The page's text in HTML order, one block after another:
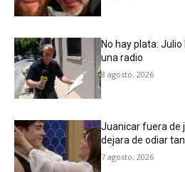
No hay plata:
una radio
8 agosto, 2026
Juanicar fuera de
dejara de odiar
7 agosto, 2026